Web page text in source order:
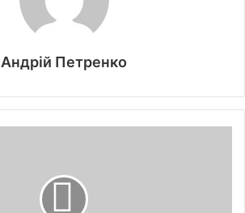
Андрій Петренко